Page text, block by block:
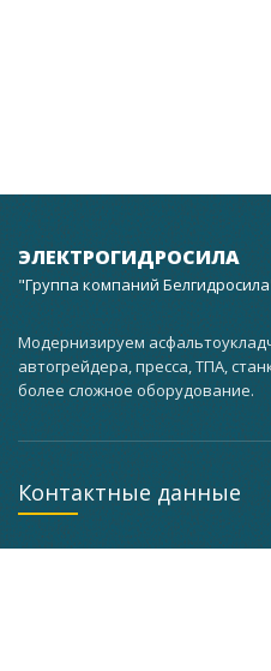
ЭЛЕКТРОГИДРОСИЛА
"Группа компаний
Модернизируем
автогрейдера, пресса, ТПА,
более сложное оборудование.
Контактные данные